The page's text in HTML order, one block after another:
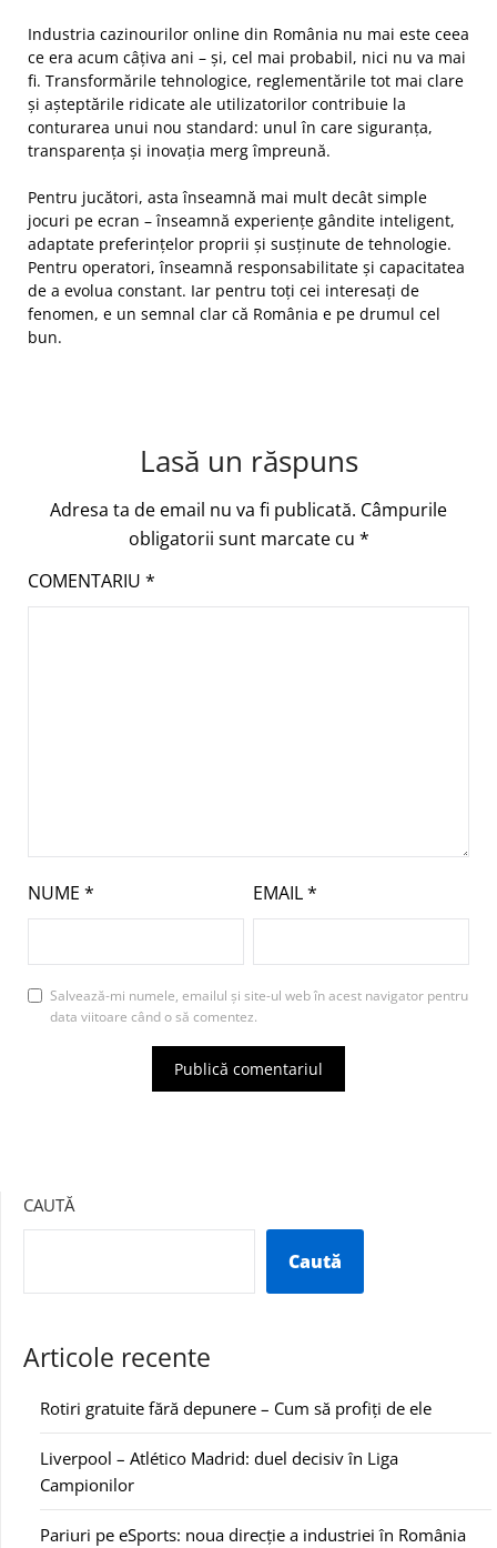
Industria cazinourilor online din România nu mai este ceea
ce era acum câțiva ani – și, cel mai probabil, nici nu va mai
fi. Transformările tehnologice, reglementările tot mai clare
și așteptările ridicate ale utilizatorilor contribuie la
conturarea unui nou standard: unul în care siguranța,
transparența și inovația merg împreună.
Pentru jucători, asta înseamnă mai mult decât simple
jocuri pe ecran – înseamnă experiențe gândite inteligent,
adaptate preferințelor proprii și susținute de tehnologie.
Pentru operatori, înseamnă responsabilitate și capacitatea
de a evolua constant. Iar pentru toți cei interesați de
fenomen, e un semnal clar că România e pe drumul cel
bun.
Lasă un răspuns
Adresa ta de email nu va fi publicată. Câmpurile
obligatorii sunt marcate cu *
COMENTARIU *
NUME * EMAIL*
Salvează-mi numele, emailul și site-ul web în acest navigator pentru
data viitoare când o să comentez.
CAUTĂ
Caută
Articole recente
Rotiri gratuite fără depunere – Cum să profiți de ele
Liverpool – Atlético Madrid: duel decisiv în Liga
Campionilor
Pariuri pe eSports: noua direcție a industriei în România